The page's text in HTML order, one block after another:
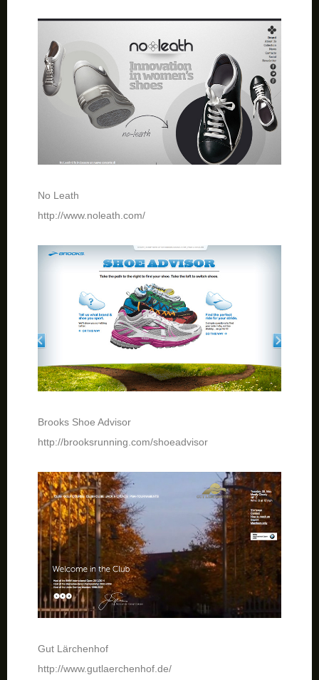
No Leath
http://www.noleath.com/
Brooks Shoe Advisor
http://brooksrunning.com/shoeadvisor
Gut Lärchenhof
http://www.gutlaerchenhof.de/